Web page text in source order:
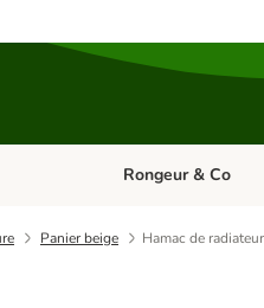
les catégories: ChienDérouler les
Rongeur & Co
Panier beige Hamac de